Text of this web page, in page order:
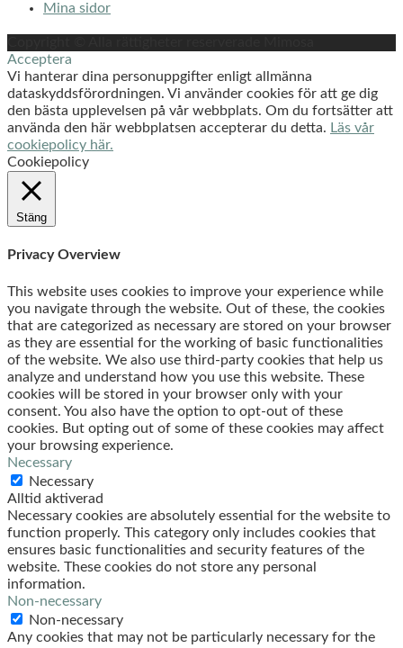
Mina sidor
Acceptera
Vi hanterar dina personuppgifter enligt allmänna
dataskyddsförordningen. Vi använder cookies för att ge dig
den bästa upplevelsen på vår webbplats. Om du fortsätter att
använda den här webbplatsen accepterar du detta. Läs vår
cookiepolicy här.
Cookiepolicy
Stäng
Privacy Overview
This website uses cookies to improve your experience while
you navigate through the website. Out of these, the cookies
that are categorized as necessary are stored on your browser
as they are essential for the working of basic functionalities
of the website. We also use third-party cookies that help us
analyze and understand how you use this website. These
cookies will be stored in your browser only with your
consent. You also have the option to opt-out of these
cookies. But opting out of some of these cookies may affect
your browsing experience.
Necessary
Necessary
Alltid aktiverad
Necessary cookies are absolutely essential for the website to
function properly. This category only includes cookies that
ensures basic functionalities and security features of the
website. These cookies do not store any personal
information.
Non-necessary
Non-necessary
Any cookies that may not be particularly necessary for the